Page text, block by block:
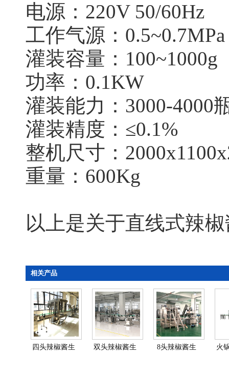
电源：220V 50/60Hz
工作气源：0.5~0.7MPa
灌装容量：100~1000g
功率：0.1KW
灌装能力：3000-4000
灌装精度：≤0.1%
整机尺寸：
重量：600Kg
以上是关于直线式辣
相关产品
四头辣椒酱生
双头辣椒酱生
8头辣椒酱生
火